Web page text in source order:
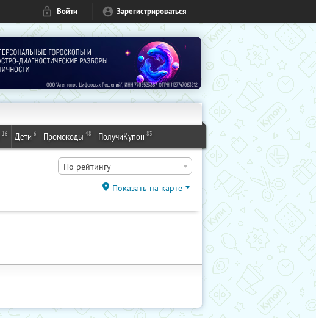
Войти Зарегистрироваться
16 Дети 6 Промокоды 48 ПолучиКупон 83
По рейтингу
Показать на карте